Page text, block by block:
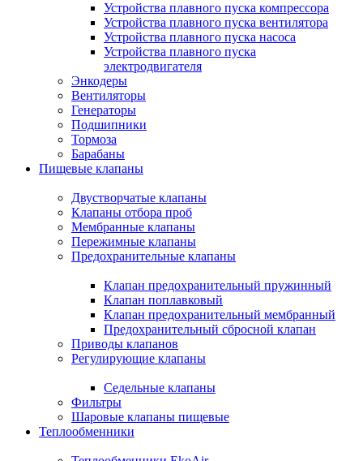
Устройства плавного пуска компрессора
Устройства плавного пуска вентилятора
Устройства плавного пуска насоса
Устройства плавного пуска
электродвигателя
Энкодеры
Вентиляторы
Генераторы
Подшипники
Тормоза
Барабаны
Пищевые клапаны
Двустворчатые клапаны
Клапаны отбора проб
Мембранные клапаны
Пережимные клапаны
Предохранительные клапаны
Клапан предохранительный пружинный
Клапан поплавковый
Клапан предохранительный мембранный
Предохранительный сбросной клапан
Приводы клапанов
Регулирующие клапаны
Седельные клапаны
Фильтры
Шаровые клапаны пищевые
Теплообменники